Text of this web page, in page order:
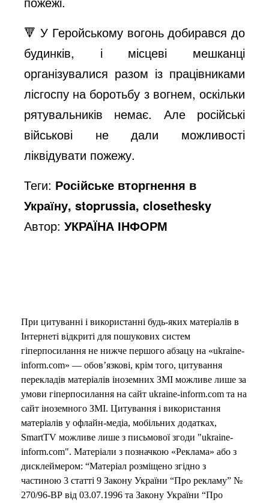
🔻 У Геройському вогонь добирався до
будинків, і місцеві мешканці
організувалися разом із працівниками
лісгоспу на боротьбу з вогнем, оскільки
рятувальників немає. Але російські
військові не дали можливості
ліквідувати пожежу.
Теги: Російське вторгнення в
Україну, stoprussia, closethesky
Автор:УКРАЇНА ІНФОРМ
При цитуванні і використанні будь-яких матеріалів в
Інтернеті відкриті для пошукових систем
гіперпосилання не нижче першого абзацу на «ukraine-
inform.com» — обов’язкові, крім того, цитування
перекладів матеріалів іноземних ЗМІ можливе лише за
умови гіперпосилання на сайт ukraine-inform.com та на
сайт іноземного ЗМІ. Цитування і використання
матеріалів у офлайн-медіа, мобільних додатках,
SmartTV можливе лише з письмової згоди "ukraine-
inform.com". Матеріали з позначкою «Реклама» або з
дисклеймером: “Матеріал розміщено згідно з
частиною 3 статті 9 Закону України “Про рекламу” №
270/96-ВР від 03.07.1996 та Закону України “Про